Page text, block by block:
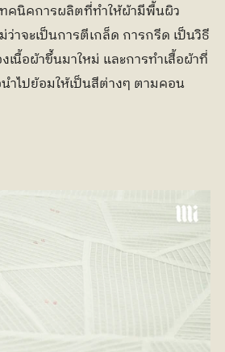
คนิคการผลิตที่ทำให้ผ้ามีพื้นผิว
ว่าจะเป็นการตีเกล็ด การกรีด เป็นวิธี
เนื้อผ้าขึ้นมาใหม่ และการทำเสื้อผ้าที่
ำไปย้อมให้เป็นสีต่างๆ ตามคอน